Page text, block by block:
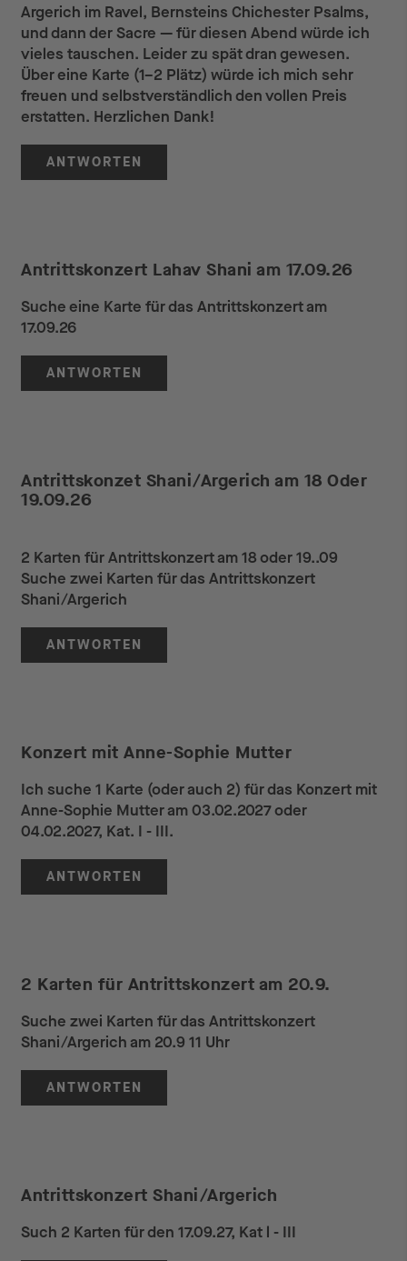
Argerich im Ravel, Bernsteins Chichester Psalms,
und dann der Sacre — für diesen Abend würde ich
vieles tauschen. Leider zu spät dran gewesen.
Über eine Karte (1–2 Plätz) würde ich mich sehr
freuen und selbstverständlich den vollen Preis
erstatten. Herzlichen Dank!
ANTWORTEN
Antrittskonzert Lahav Shani am 17.09.26
Suche eine Karte für das Antrittskonzert am
17.09.26
ANTWORTEN
Antrittskonzet Shani/Argerich am 18 Oder
19.09.26
2 Karten für Antrittskonzert am 18 oder 19..09
Suche zwei Karten für das Antrittskonzert
Shani/Argerich
ANTWORTEN
Konzert mit Anne-Sophie Mutter
Ich suche 1 Karte (oder auch 2) für das Konzert mit
Anne-Sophie Mutter am 03.02.2027 oder
04.02.2027, Kat. I - III.
ANTWORTEN
2 Karten für Antrittskonzert am 20.9.
Suche zwei Karten für das Antrittskonzert
Shani/Argerich am 20.9 11 Uhr
ANTWORTEN
Antrittskonzert Shani/Argerich
Such 2 Karten für den 17.09.27, Kat l - III